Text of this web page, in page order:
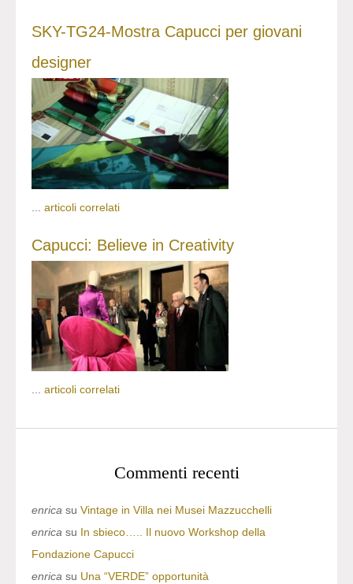
SKY-TG24-Mostra Capucci per giovani
designer
articoli correlati
Capucci: Believe in Creativity
... articoli correlati
Commenti recenti
enrica su Vintage in Villa nei Musei Mazzucchelli
enrica su In sbieco….. Il nuovo Workshop della
Fondazione Capucci
enrica su Una “VERDE” opportunità